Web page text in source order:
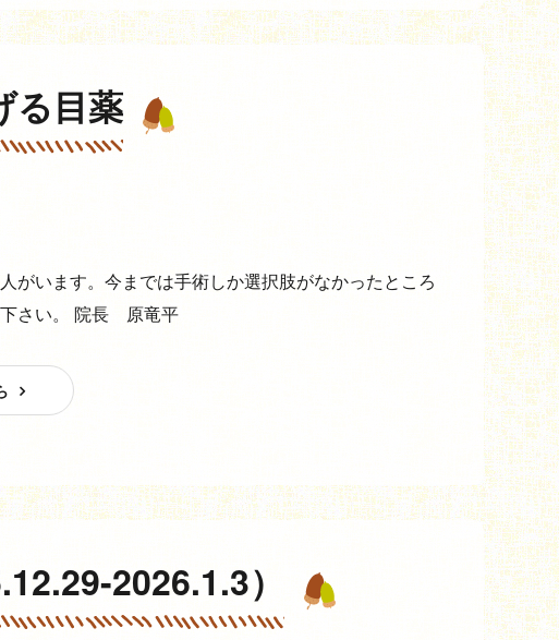
る目薬
がいます。今までは手術しか選択肢がなかったところ
下さい。 院長 原竜平
2026.1.3）